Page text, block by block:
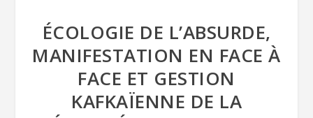
ÉCOLOGIE DE L’ABSURDE,
MANIFESTATION EN FACE À
FACE ET GESTION
KAFKAÏENNE DE LA